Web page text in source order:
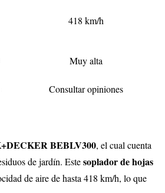
418 km/h
Muy alta
Consultar opiniones
BEBLV300, el cual cuenta
de jardín. Estesoplador de hojas
de aire de hasta 418 km/h, lo que